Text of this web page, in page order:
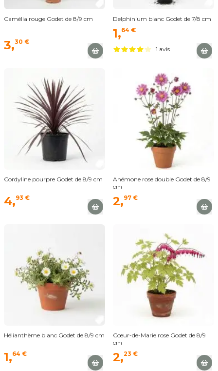
Camélia rouge Godet de 8/9 cm
3,30 €
Delphinium blanc Godet de 7/8 cm
1,64 €
1 avis
Cordyline pourpre Godet de 8/9 cm
4,93 €
Anémone rose double Godet de 8/9
cm
2,97 €
Hélianthème blanc Godet de 8/9 cm
1,64 €
Cœur-de-Marie rose Godet de 8/9
cm
2,23 €